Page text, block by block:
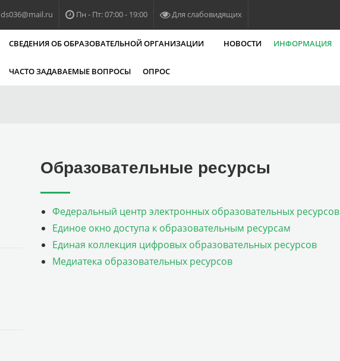
ds036@mail.ru Пн - Пт: 07:00 - 19:00 Для слабовидящих
СВЕДЕНИЯ ОБ ОБРАЗОВАТЕЛЬНОЙ ОРГАНИЗАЦИИ НОВОСТИ ИНФОРМАЦИЯ
ЧАСТО ЗАДАВАЕМЫЕ ВОПРОСЫ ОПРОС
Образовательные ресурсы
Федеральный центр электронных образовательных ресурсов
Единое окно доступа к образовательным ресурсам
Единая коллекция цифровых образовательных ресурсов
Медиатека образовательных ресурсов